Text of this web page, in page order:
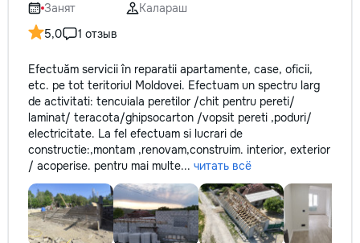
Занят
Калараш
5,0
1 отзыв
Efectuăm servicii în reparatii apartamente, case, oficii,
etc. pe tot teritoriul Moldovei. Efectuam un spectru larg
de activitati: tencuiala peretilor /chit pentru pereti/
laminat/ teracota/ghipsocarton /vopsit pereti ,poduri/
electricitate. La fel efectuam si lucrari de
constructie:,montam ,renovam,construim. interior, exterior
/ acoperise. pentru mai multe... читать всё